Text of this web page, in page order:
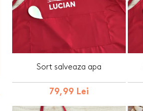
Sort salveaza apa
79,99 Lei